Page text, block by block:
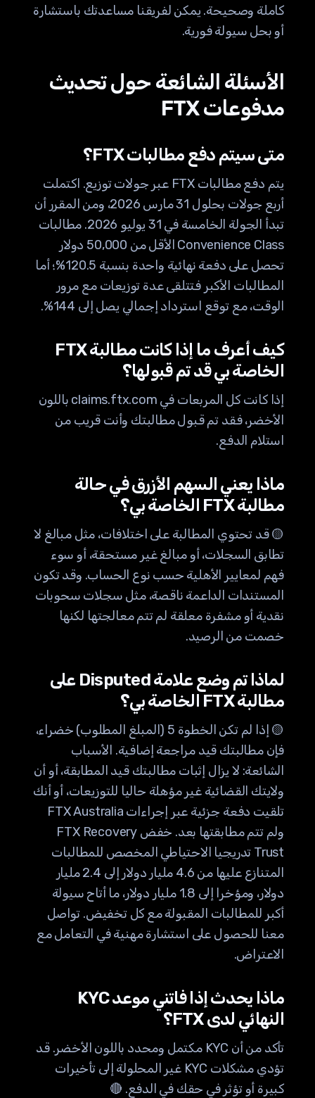
كاملة وصحيحة. يمكن لفريقنا مساعدتك باستشارة
أو بحل سيولة فورية.
الأسئلة الشائعة حول تحديث
مدفوعات FTX
متى سيتم دفع مطالبات FTX؟
يتم دفع مطالبات FTX عبر جولات توزيع. اكتملت
أربع جولات بحلول 31 مارس 2026، ومن المقرر أن
تبدأ الجولة الخامسة في 31 يوليو 2026. مطالبات
Convenience Class الأقل من 50,000 دولار
تحصل على دفعة نهائية واحدة بنسبة 120.5%؛ أما
المطالبات الأكبر فتتلقى عدة توزيعات مع مرور
الوقت، مع توقع استرداد إجمالي يصل إلى 144%.
كيف أعرف ما إذا كانت مطالبة FTX
الخاصة بي قد تم قبولها؟
إذا كانت كل المربعات في claims.ftx.com باللون
الأخضر، فقد تم قبول مطالبتك وأنت قريب من
استلام الدفع.
ماذا يعني السهم الأزرق في حالة
مطالبة FTX الخاصة بي؟
🟡 قد تحتوي المطالبة على اختلافات، مثل مبالغ لا
تطابق السجلات، أو مبالغ غير مستحقة، أو سوء
فهم لمعايير الأهلية حسب نوع الحساب. وقد تكون
المستندات الداعمة ناقصة، مثل سجلات سحوبات
نقدية أو مشفرة معلقة لم تتم معالجتها لكنها
خصمت من الرصيد.
لماذا تم وضع علامة Disputed على
مطالبة FTX الخاصة بي؟
🟡 إذا لم تكن الخطوة 5 (المبلغ المطلوب) خضراء،
فإن مطالبتك قيد مراجعة إضافية. الأسباب
الشائعة: لا يزال إثبات مطالبتك قيد المطابقة، أو أن
ولايتك القضائية غير مؤهلة حاليا للتوزيعات، أو أنك
تلقيت دفعة جزئية عبر إجراءات FTX Australia
ولم تتم مطابقتها بعد. خفض FTX Recovery
Trust تدريجيا الاحتياطي المخصص للمطالبات
المتنازع عليها من 4.6 مليار دولار إلى 2.4 مليار
دولار، ومؤخرا إلى 1.8 مليار دولار، ما أتاح سيولة
أكبر للمطالبات المقبولة مع كل تخفيض. تواصل
معنا للحصول على استشارة مهنية في التعامل مع
الاعتراض.
ماذا يحدث إذا فاتني موعد KYC
النهائي لدى FTX؟
تأكد من أن KYC مكتمل ومحدد باللون الأخضر. قد
تؤدي مشكلات KYC غير المحلولة إلى تأخيرات
كبيرة أو تؤثر في حقك في الدفع. 🔴